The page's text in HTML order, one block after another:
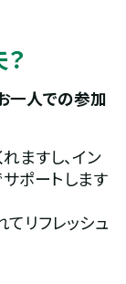
一人での参加
ますし、イン
ポートします
リフレッシュ